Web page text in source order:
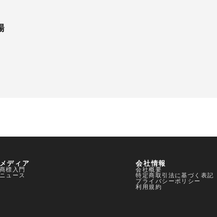
ディア
標入門
ュース
会社情報
会社概要
特定商取引法に基づく表記
プライバシーポリシー
利用規約